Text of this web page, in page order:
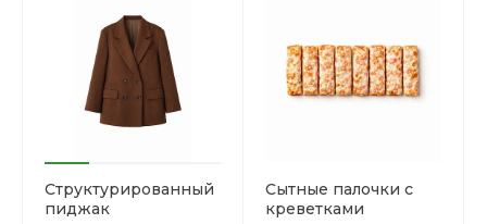
Структурированный
пиджак
Сытные палочки с
креветками